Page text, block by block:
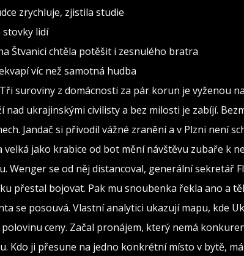
zrychluje, zjistila studie
stovky lidí
Štvanici chtěla potěšit i zesnulého bratra
víc než samotná hudba
suroviny z domácnosti za pár korun je vyženou
ukrajinskými civilisty a bez milosti je zabíjí.
Jandač si přivodil vážné zranění a v Plzni není
jako krabice od bot mění návštěvu zubaře k
Wenger se od něj distancoval, generální sekretář
přestal bojovat. Pak mu snoubenka řekla ano a
se posouvá. Vlastní analytici ukazují mapu, kde
ceny. Začal pronájem, který nemá
Kdo ji přesune na jedno konkrétní místo v bytě,